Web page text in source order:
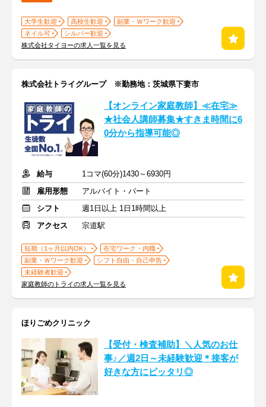
大学生歓迎 高校生歓迎
副業・Ｗワーク歓迎
ネイル可
シルバー歓迎
株式会社タイヨーの求人一覧を見る
株式会社トライグループ ※勤務地：茨城県下妻市
【オンライン家庭教師】≪在宅≫
★社会人講師募集★すきま時間に6
0分から指導可能◎
給与
1コマ(60分)1430～6930円
雇用形態
アルバイト・パート
シフト
週1日以上 1日1時間以上
アクセス
宗道駅
短期（1ヶ月以内OK）
在宅ワーク・内職
副業・Ｗワーク歓迎
シフト自由・自己申告
未経験者歓迎
家庭教師のトライの求人一覧を見る
ほりごめクリニック
【受付・検査補助】＼人気のお仕
事♪／週2日～未経験歓迎＊接客が
好きな方にピッタリ◎